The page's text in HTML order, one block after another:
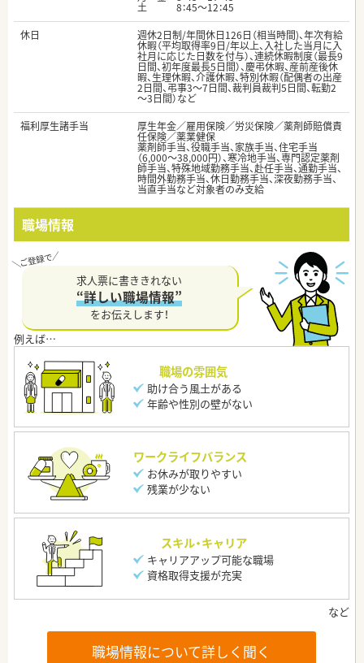
土 8：45～12：45
休日
週休2日制/年間休日126日（相当時間)、年次有給
休暇（平均取得率9日/年以上、入社した当月に入
社月に応じた日数を付与）、連続休暇制度（最長9
日間、初年度最長5日間）、慶弔休暇、産前産後休
暇、生理休暇、介護休暇、特別休暇（配偶者の出産
2日間、弔事3～7日間、裁判員裁判5日間、転勤2
～3日間）など
福利厚生諸手当
厚生年金／雇用保険／労災保険／薬剤師賠償責
任保険／薬業健保
薬剤師手当、役職手当、家族手当、住宅手当
（6,000～38,000円）、寒冷地手当、専門認定薬剤
師手当、特殊地域勤務手当、赴任手当、通勤手当、
時間外勤務手当、休日勤務手当、深夜勤務手当、
当直手当など対象者のみ支給
職場情報
求人票に書ききれない
“詳しい職場情報”
をお伝えします！
職場の雰囲気
助け合う風土がある
年齢や性別の壁がない
ワークライフバランス
お休みが取りやすい
残業が少ない
スキル・キャリア
キャリアアップ可能な職場
資格取得支援が充実
職場情報について詳しく聞く